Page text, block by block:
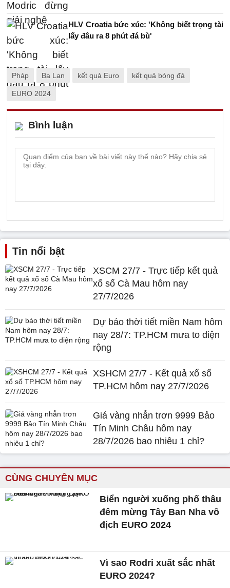
HLV Croatia bức xúc: 'Không biết trọng tài
lấy đâu ra 8 phút đá bù'
Pháp Ba Lan kết quả Euro kết quả bóng đá
EURO 2024
Bình luận
Tin nổi bật
XSCM 27/7 - Trực tiếp kết quả
xổ số Cà Mau hôm nay
27/7/2026
Dự báo thời tiết miền Nam hôm
nay 28/7: TP.HCM mưa to diện
rộng
XSHCM 27/7 - Kết quả xổ số
TP.HCM hôm nay 27/7/2026
Giá vàng nhẫn trơn 9999 Bảo
Tín Minh Châu hôm nay
28/7/2026 bao nhiêu 1 chỉ?
CÙNG CHUYÊN MỤC
Biển người xuống phố thâu
đêm mừng Tây Ban Nha vô
địch EURO 2024
Vì sao Rodri xuất sắc nhất
EURO 2024?